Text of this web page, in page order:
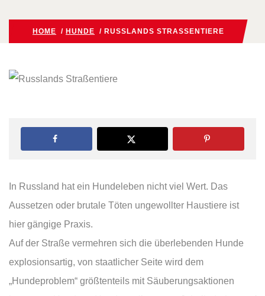
HOME / HUNDE / RUSSLANDS STRASSENTIERE
In Russland hat ein Hundeleben nicht viel Wert. Das
Aussetzen oder brutale Töten ungewollter Haustiere ist
hier gängige Praxis.
Auf der Straße vermehren sich die überlebenden Hunde
explosionsartig, von staatlicher Seite wird dem
„Hundeproblem“ größtenteils mit Säuberungsaktionen